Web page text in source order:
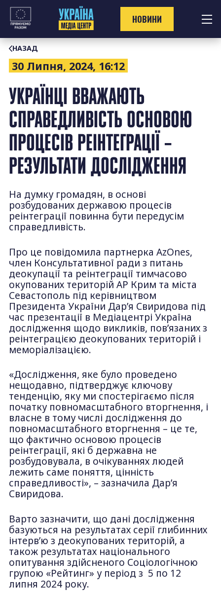
Перейти
контенту
НОВИНИ
НАЗАД
30 Липня, 2024, 16:12
УКРАЇНЦІ ВВАЖАЮТЬ
СПРАВЕДЛИВІСТЬ ОСНОВОЮ
ПРОЦЕСІВ РЕІНТЕГРАЦІЇ –
РЕЗУЛЬТАТИ ДОСЛІДЖЕННЯ
На думку громадян, в основі
розбудованих державою процесів
реінтеграції повинна бути передусім
справедливість.
Про це повідомила партнерка AzOnes,
член Консультативної ради з питань
деокупації та реінтеграції тимчасово
окупованих територій АР Крим та міста
Севастополь під керівництвом
Президента України Дарʼя Свиридова під
час презентації в Медіацентрі Україна
дослідження щодо викликів, повʼязаних з
реінтеграцією деокупованих територій і
меморіалізацією.
«Дослідження, яке було проведено
нещодавно, підтверджує ключову
тенденцію, яку ми спостерігаємо після
початку повномасштабного вторгнення, і
власне в тому числі дослідження до
повномасштабного вторгнення – це те,
що фактично основою процесів
реінтеграції, які б державна не
розбудовувала, в очікуваннях людей
лежить саме поняття, цінність
справедливості», – зазначила Дарʼя
Свиридова.
Варто зазначити, що дані дослідження
базуються на результатах серії глибинних
інтерв’ю з деокупованих територій, а
також результатах національного
опитування здійсненого Соціологічною
групою «Рейтинг» у період з 5 по 12
липня 2024 року.